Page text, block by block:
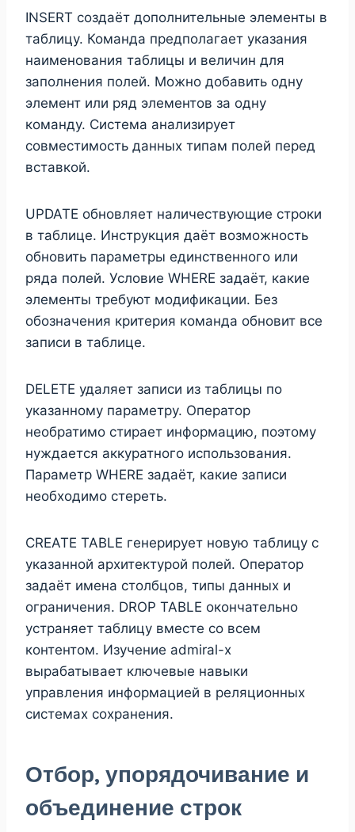
INSERT создаёт дополнительные элементы в
таблицу. Команда предполагает указания
наименования таблицы и величин для
заполнения полей. Можно добавить одну
элемент или ряд элементов за одну
команду. Система анализирует
совместимость данных типам полей перед
вставкой.
UPDATE обновляет наличествующие строки
в таблице. Инструкция даёт возможность
обновить параметры единственного или
ряда полей. Условие WHERE задаёт, какие
элементы требуют модификации. Без
обозначения критерия команда обновит все
записи в таблице.
DELETE удаляет записи из таблицы по
указанному параметру. Оператор
необратимо стирает информацию, поэтому
нуждается аккуратного использования.
Параметр WHERE задаёт, какие записи
необходимо стереть.
CREATE TABLE генерирует новую таблицу с
указанной архитектурой полей. Оператор
задаёт имена столбцов, типы данных и
ограничения. DROP TABLE окончательно
устраняет таблицу вместе со всем
контентом. Изучение admiral-x
вырабатывает ключевые навыки
управления информацией в реляционных
системах сохранения.
Отбор, упорядочивание и
объединение строк